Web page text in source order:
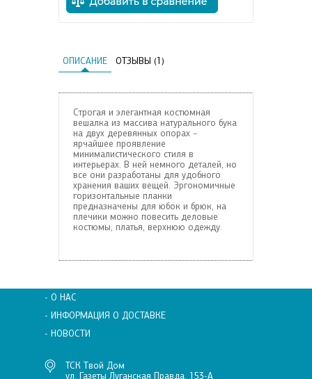
ОПИСАНИЕ ОТЗЫВЫ (1)
Строгая и элегантная костюмная
вешалка из массива натурального бука
на двух деревянных опорах −
ярчайшее проявление
минималистического стиля в
интерьерах. В ней немного деталей, но
все они разработаны для удобного
хранения ваших вещей. Эргономичные
горизонтальные планки
предназначены для юбок и брюк, на
плечики можно повесить деловые
костюмы, платья, верхнюю одежду.
- О НАС
- ИНФОРМАЦИЯ О ДОСТАВКЕ
- НОВОСТИ
ТСК Твой Дом
ул. Газеты Луганская Правда, 153-А